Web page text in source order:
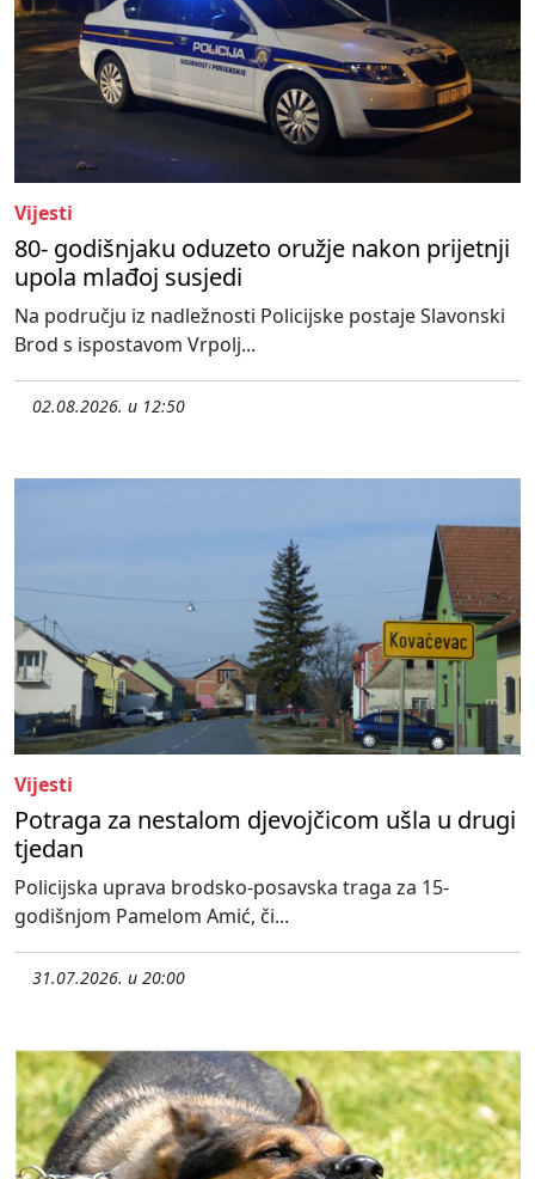
Vijesti
80- godišnjaku oduzeto oružje nakon prijetnji
upola mlađoj susjedi
Na području iz nadležnosti Policijske postaje Slavonski
Brod s ispostavom Vrpolj...
02.08.2026. u 12:50
Vijesti
Potraga za nestalom djevojčicom ušla u drugi
tjedan
Policijska uprava brodsko-posavska traga za 15-
godišnjom Pamelom Amić, či...
31.07.2026. u 20:00